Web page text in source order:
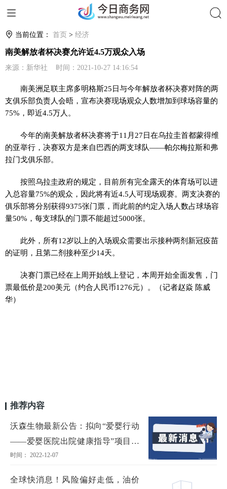
当前位置： 首页 > 经济
南美解放者杯决赛允许近4.5万观众入场
来源：新华社 时间：2021-10-27 14:16:54
南美洲足联主席多明格斯25日与今年解放者杯决赛对阵的两
支俱乐部负责人会晤，宣布决赛现场观众人数增加到球场容量的
75%，即近4.5万人。
今年的南美解放者杯决赛将于11月27日在乌拉圭首都蒙得维
的亚举行，决赛双方是来自巴西的两支球队——帕尔梅拉斯和弗
拉门戈俱乐部。
按照乌拉圭政府的规定，目前所有完全露天的体育场可以进
入总容量75%的观众，因此将有近4.5人可现场观赛。两支决赛的
俱乐部将分别获得9375张门票，而此前的约定入场人数占球场容
量50%，每支球队的门票不能超过5000张。
此外，所有12岁以上的入场观众需要出示接种两剂新冠疫苗
的证明，且第二剂接种至少14天。
决赛门票已经在上周开始线上登记，本周开始全面发售，门
票最低价是200美元（约合人民币1276元）。（记者赵焱 陈威
华）
推荐内容
沃森生物最新公告：拟向“爱婴行动
——爱婴医院出院健康指导”项目捐
赠545万元
时间： 2022-12-07
全球快消息！风险偏好走低，油价